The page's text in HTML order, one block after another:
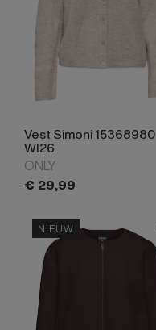
Vest Simoni 15368980
WI26
ONLY
€ 29,99
NIEUW